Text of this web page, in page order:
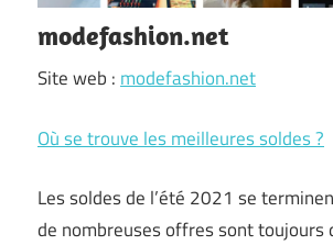
modefashion.net
Site web : modefashion.net
Où se trouve les meilleures soldes ?
Les soldes de l’été 2021 se
de nombreuses offres sont toujours